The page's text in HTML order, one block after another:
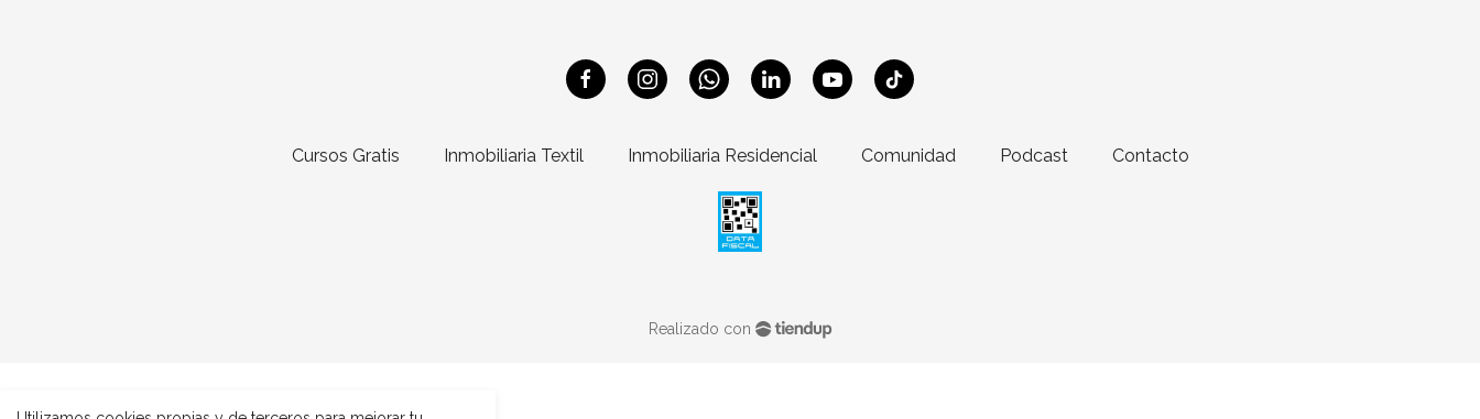
Cursos Gratis Inmobiliaria Textil Inmobiliaria Residencial Comunidad Podcast Contacto
Realizado con